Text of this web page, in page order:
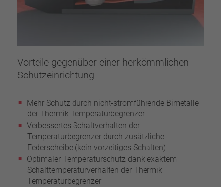
Vorteile gegenüber einer herkömmlichen
Schutzeinrichtung
Mehr Schutz durch nicht-stromführende Bimetalle
der Thermik Temperaturbegrenzer
Verbessertes Schaltverhalten der
Temperaturbegrenzer durch zusätzliche
Federscheibe (kein vorzeitiges Schalten)
Optimaler Temperaturschutz dank exaktem
Schalttemperaturverhalten der Thermik
Temperaturbegrenzer